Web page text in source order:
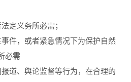
定义务所必需；
事件，或者紧急情况下为保护自然
必需
报道、舆论监督等行为，在合理的